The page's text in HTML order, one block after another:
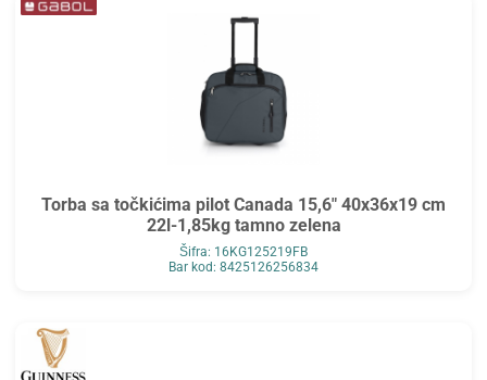
Torba sa točkićima pilot Canada 15,6" 40x36x19 cm
22l-1,85kg tamno zelena
Šifra: 16KG125219FB
Bar kod: 8425126256834